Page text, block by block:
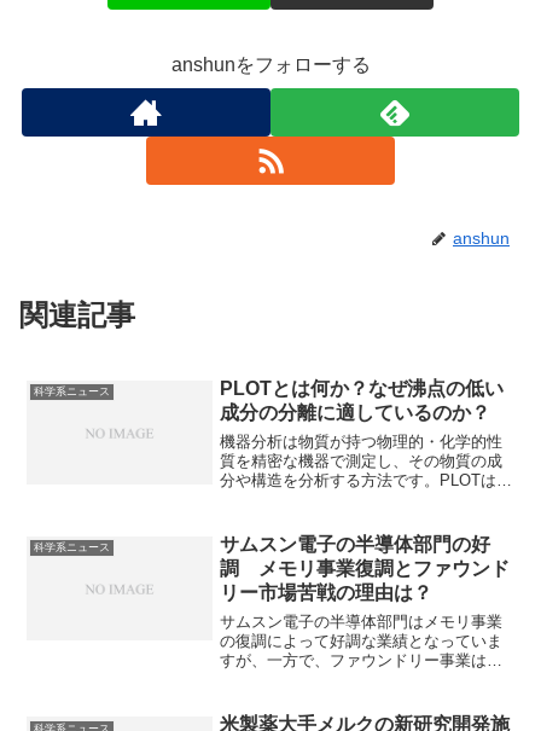
anshunをフォローする
anshun
関連記事
科学系ニュース
PLOTとは何か？なぜ沸点の低い
成分の分離に適しているのか？
機器分析は物質が持つ物理的・化学的性
質を精密な機器で測定し、その物質の成
分や構造を分析する方法です。PLOTは
カラムの構造のことです。なぜ沸点の低
い成分の分離に適しているのかやどのよ
うな固定相が用いられるのか知ることが
できます。
科学系ニュース
サムスン電子の半導体部門の好
調 メモリ事業復調とファウンド
リー市場苦戦の理由は？
サムスン電子の半導体部門はメモリ事業
の復調によって好調な業績となっていま
すが、一方で、ファウンドリー事業は赤
ができます。
科学系ニュース
米製薬大手メルクの新研究開発施